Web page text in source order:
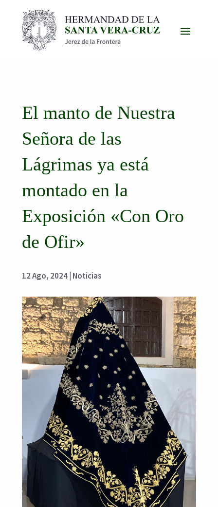
El manto de Nuestra
Señora de las
Lágrimas ya está
montado en la
Exposición «Con Oro
de Ofir»
12 Ago, 2024| Noticias